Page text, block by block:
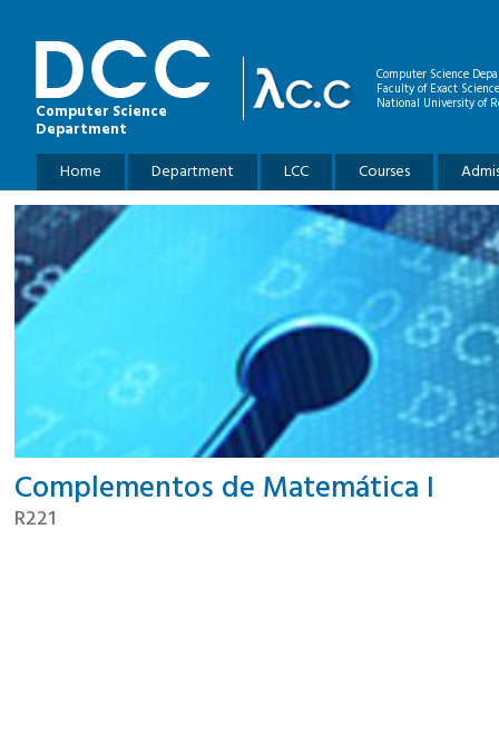
Computer Science
Department
Computer Science
Faculty of Exact
National University of
Main menu
Home Department LCC Courses
Complementos de Matemática I
R221